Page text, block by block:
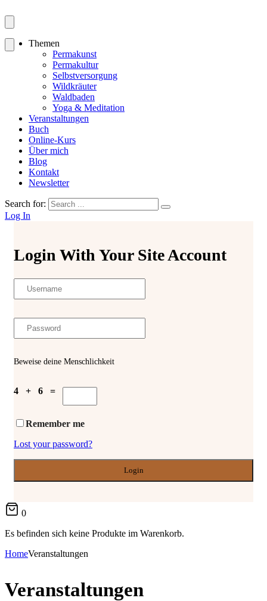
Themen
Permakunst
Permakultur
Selbstversorgung
Wildkräuter
Waldbaden
Yoga & Meditation
Veranstaltungen
Buch
Online-Kurs
Über mich
Blog
Kontakt
Newsletter
Search for:
Log In
Login With Your Site Account
Beweise deine Menschlichkeit
4 + 6 =
Remember me
Lost your password?
0
Es befinden sich keine Produkte im Warenkorb.
HomeVeranstaltungen
Veranstaltungen